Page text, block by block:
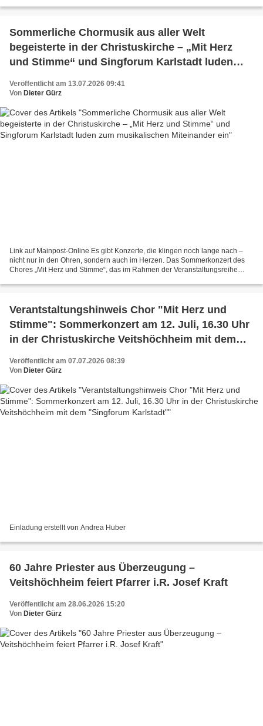
Sommerliche Chormusik aus aller Welt
begeisterte in der Christuskirche – „Mit Herz
und Stimme“ und Singforum Karlstadt luden
Veröffentlicht am 13.07.2026 09:41
Von Dieter Gürz
Link auf Mainpost-Online Es gibt Konzerte, die klingen noch lange nach –
nicht nur in den Ohren, sondern auch im Herzen. Das Sommerkonzert des
Chores „Mit Herz und Stimme“, das im Rahmen der Veranstaltungsreihe
Verantstaltungshinweis Chor "Mit Herz und
Stimme": Sommerkonzert am 12. Juli, 16.30 Uhr
in der Christuskirche Veitshöchheim mit dem
Veröffentlicht am 07.07.2026 08:39
Von Dieter Gürz
Einladung erstellt von Andrea Huber
60 Jahre Priester aus Überzeugung –
Veitshöchheim feiert Pfarrer i.R. Josef Kraft
Veröffentlicht am 28.06.2026 15:20
Von Dieter Gürz